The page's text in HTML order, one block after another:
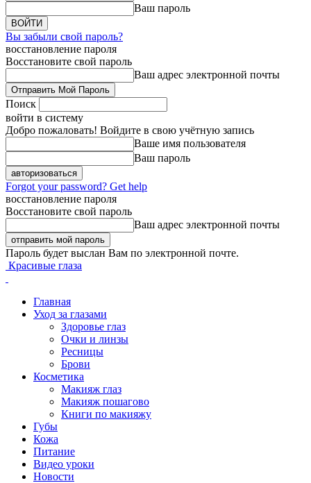
Ваш пароль
Вы забыли свой пароль?
восстановление пароля
Восстановите свой пароль
Ваш адрес электронной почты
Поиск
войти в систему
Добро пожаловать! Войдите в свою учётную запись
Ваше имя пользователя
Ваш пароль
Forgot your password? Get help
восстановление пароля
Восстановите свой пароль
Ваш адрес электронной почты
Пароль будет выслан Вам по электронной почте.
Красивые глаза
Главная
Уход за глазами
Здоровье глаз
Очки и линзы
Ресницы
Брови
Косметика
Макияж глаз
Макияж пошагово
Книги по макияжу
Губы
Кожа
Питание
Видео уроки
Новости